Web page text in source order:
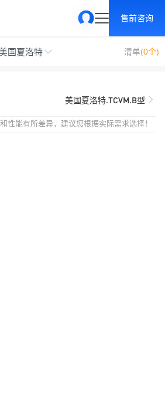
售前咨询
国夏洛特 清单(0个)
美国夏洛特.TCVM.B型
性能有所差异，建议您根据实际需求选择！